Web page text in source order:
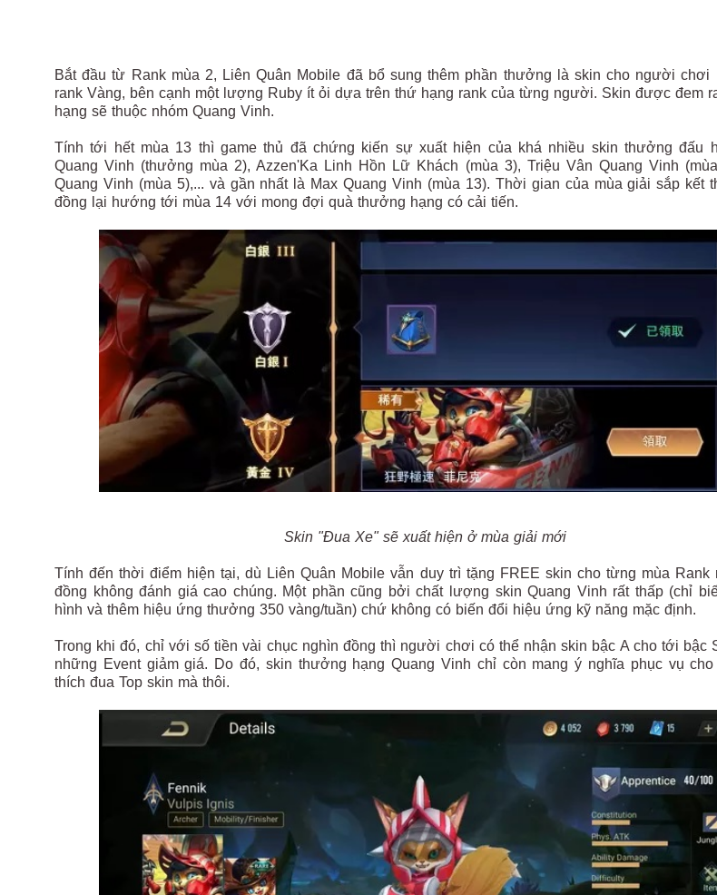
Bắt đầu từ Rank mùa 2, Liên Quân Mobile đã bổ sung thêm phần thưởng là skin cho người chơi
rank Vàng, bên cạnh một lượng Ruby ít ỏi dựa trên thứ hạng rank của từng người. Skin được đem
hạng sẽ thuộc nhóm Quang Vinh.
Tính tới hết mùa 13 thì game thủ đã chứng kiến sự xuất hiện của khá nhiều skin thưởng đấu
Quang Vinh (thưởng mùa 2), Azzen'Ka Linh Hồn Lữ Khách (mùa 3), Triệu Vân Quang Vinh
Quang Vinh (mùa 5),... và gần nhất là Max Quang Vinh (mùa 13). Thời gian của mùa giải sắp kết
đồng lại hướng tới mùa 14 với mong đợi quà thưởng hạng có cải tiến.
Skin "Đua Xe" sẽ xuất hiện ở mùa giải mới
Tính đến thời điểm hiện tại, dù Liên Quân Mobile vẫn duy trì tặng FREE skin cho từng mùa Rank
đồng không đánh giá cao chúng. Một phần cũng bởi chất lượng skin Quang Vinh rất thấp (chỉ
hình và thêm hiệu ứng thưởng 350 vàng/tuần) chứ không có biến đổi hiệu ứng kỹ năng mặc định.
Trong khi đó, chỉ với số tiền vài chục nghìn đồng thì người chơi có thể nhận skin bậc A cho tới bậc
những Event giảm giá. Do đó, skin thưởng hạng Quang Vinh chỉ còn mang ý nghĩa phục vụ
thích đua Top skin mà thôi.